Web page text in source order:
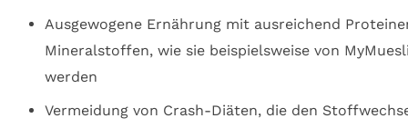
Ausgewogene Ernährung mit ausreichend
Mineralstoffen, wie sie beispielsweise von
werden
Vermeidung von Crash-Diäten, die den